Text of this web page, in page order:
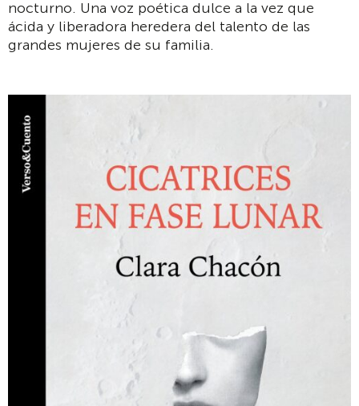
nocturno. Una voz poética dulce a la vez que
ácida y liberadora heredera del talento de las
grandes mujeres de su familia.